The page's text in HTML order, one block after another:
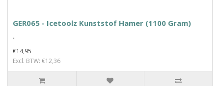
GER065 - Icetoolz Kunststof Hamer (1100 Gram)
..
€14,95
Excl. BTW: €12,36